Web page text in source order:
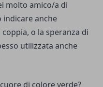
molto amico/a di
indicare anche
o la speranza di
utilizzata anche
di colore verde?